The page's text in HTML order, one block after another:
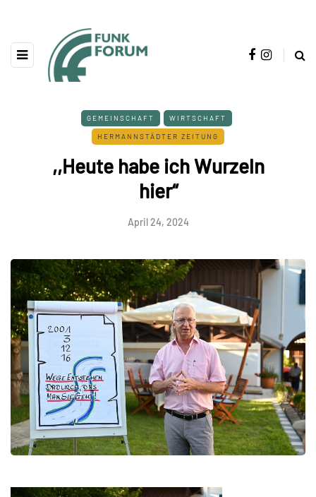
GEMEINSCHAFT WIRTSCHAFT
HERMANNSTÄDTER ZEITUNG
,,Heute habe ich Wurzeln
hier“
April 24, 2024